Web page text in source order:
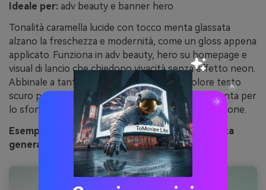
Ideale per: adv beauty e banner hero
Tonalità caramella lucide con tocco menta glassata
alzano la freschezza e modernità, come un gloss appena
applicato. Funziona in adv beauty, hero su homepage e
visual di lancio che chiedono vivacità senza effetto neon.
Abbinale a tanto bianco pulito e un solo colore testo
scuro per contrasto deciso. Consiglio: lascia la menta per
lo sfondo e il rosa acceso solo per chiamate all’azione.
Esempio immagine di menta bubblegum glassata
generata con media.io